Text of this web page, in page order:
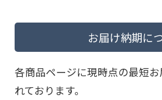
お届け納期に
各商品ページに現時点の最短
れております。